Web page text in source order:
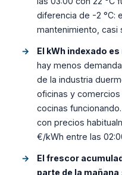
diferencia de -2 °C:
mantenimiento, casi
El kWh indexado
hay menos
de la industria
oficinas y
cocinas
con precios
€/kWh entre las
El frescor
parte de la mañana